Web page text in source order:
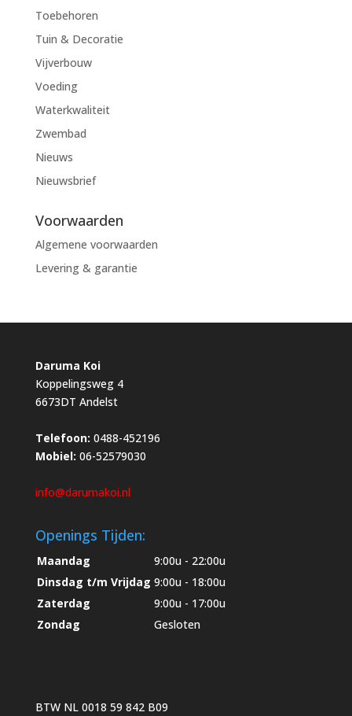
Toebehoren
Tuin & Decoratie
Vijverbouw
Voeding
Waterkwaliteit
Zwembad
Nieuws
Nieuwsbrief
Voorwaarden
Algemene voorwaarden
Levering & garantie
Daruma Koi
Koppelingsweg 4
6673DT Andelst
Telefoon: 0488-452196
Mobiel: 06-52579030
info@darumakoi.nl
Openings Tijden:
Maandag
9:00u - 22:00u
Dinsdag t/m Vrijdag 9:00u - 18:00u
Zaterdag
9:00u - 17:00u
Zondag
Gesloten
BTW NL 0018 59 842 B09